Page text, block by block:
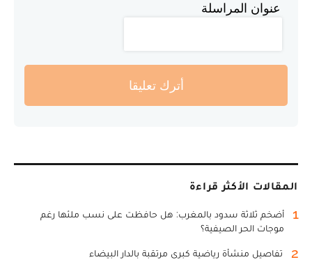
عنوان المراسلة
أترك تعليقا
المقالات الأكثر قراءة
1
أضخم ثلاثة سدود بالمغرب: هل حافظت على نسب ملئها رغم
موجات الحر الصيفية؟
2 تفاصيل منشأة رياضية كبرى مرتقبة بالدار البيضاء